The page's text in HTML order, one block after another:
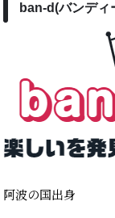
ban-d(バンディ
阿波の国出身